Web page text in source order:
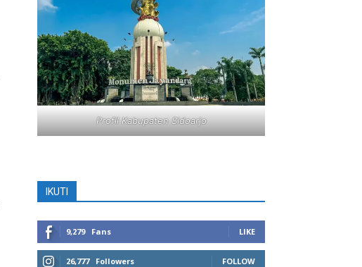
Profil Kabupaten Sidoarjo
IKUTI
9,279 Fans LIKE
26,777 Followers FOLLOW